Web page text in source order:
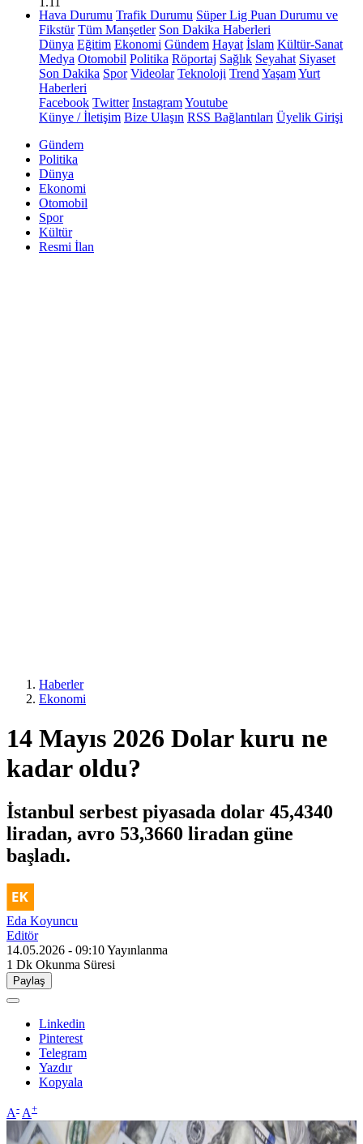
Hava Durumu Trafik Durumu Süper Lig Puan Durumu ve
Fikstür Tüm Manşetler Son Dakika Haberleri
Dünya Eğitim Ekonomi Gündem Hayat İslam Kültür-Sanat
Medya Otomobil Politika Röportaj Sağlık Seyahat Siyaset
Son Dakika Spor Videolar Teknoloji Trend YaşamYurt
Haberleri
Facebook Twitter InstagramYoutube
Künye / İletişim Bize Ulaşın RSS Bağlantıları Üyelik Girişi
Gündem
Politika
Dünya
Ekonomi
Otomobil
Spor
Kültür
Resmi İlan
Haberler
Ekonomi
14 Mayıs 2026 Dolar kuru ne
kadar oldu?
İstanbul serbest piyasada dolar 45,4340
liradan, avro 53,3660 liradan güne
başladı.
Eda Koyuncu
Editör
14.05.2026 - 09:10Yayınlanma
1 Dk Okunma Süresi
Paylaş
Linkedin
Pinterest
Telegram
Yazdır
Kopyala
A- A+